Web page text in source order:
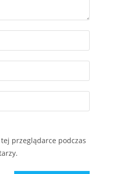
przeglądarce podczas